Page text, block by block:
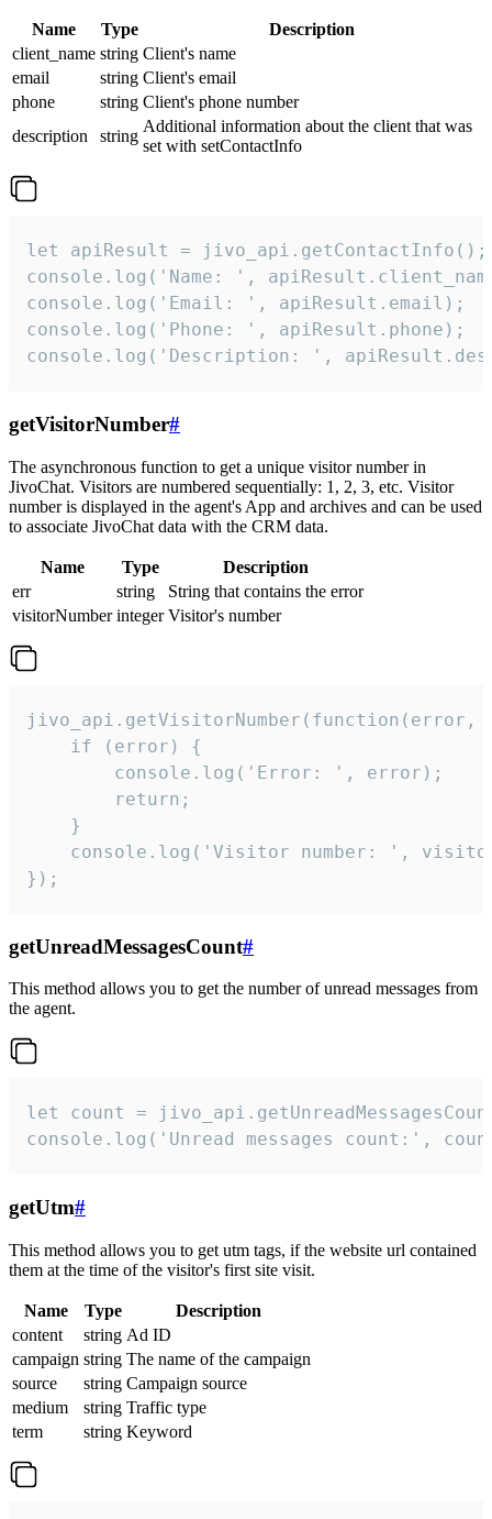
Name Type
Description
client_name string Client's name
email
string Client's email
phone
string Client's phone number
description
string
Additional information about the client that was
set with setContactInfo
let apiResult = jivo_api.getContactInfo();
console.log('Name: ',
console.log('Email: ', apiResult.email);
console.log('Phone: ', apiResult.phone);
console.log('Description: ',
getVisitorNumber#
The asynchronous function to get a unique visitor number in
JivoChat. Visitors are numbered sequentially: 1, 2, 3, etc. Visitor
number is displayed in the agent's App and archives and can be used
to associate JivoChat data with the CRM data.
Name Type
Description
err
string
String that contains the error
visitorNumber integer Visitor's number
jivo_api.getVisitorNumber(function(error,
    if (error) {
        console.log('Error: ', error);
        return;
    }
console.log('Visitor number: ',
});
getUnreadMessagesCount#
This method allows you to get the number of unread messages from
the agent.
let count =
console.log('Unread messages count:',
getUtm#
This method allows you to get utm tags, if the website url contained
them at the time of the visitor's first site visit.
Name Type
Description
content
string Ad ID
campaign string The name of the campaign
source
string Campaign source
medium
string Traffic type
term
string Keyword